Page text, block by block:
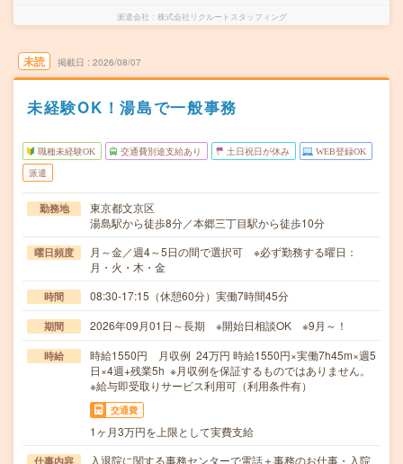
派遣会社 株式会社リクルートスタッフィング
未読 掲載日 2026/08/07
未経験OK！湯島で一般事務
職種未経験OK 交通費別途支給あり 土日祝日が休み WEB登録OK
派遣
勤務地
東京都文京区
湯島駅から徒歩8分／本郷三丁目駅から徒歩10分
曜日頻度
月～金／週4～5日の間で選択可 ※必ず勤務する曜日：
月・火・木・金
時間 08:30-17:15（休憩60分）実働7時間45分
期間 2026年09月01日～長期 ※開始日相談OK ※9月～！
時給
時給1550円 月収例 24万円 時給1550円×実働7h45m×週5
日×4週+残業5h ※月収例を保証するものではありません。
※給与即受取りサービス利用可（利用条件有）
交通費
1ヶ月3万円を上限として実費支給
仕事内容 入退院に関する事務センターで電話＋事務のお仕事・入院